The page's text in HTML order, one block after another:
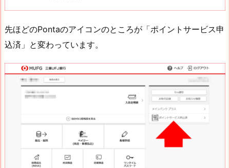
先ほどのPontaのアイコンのところが「ポイントサービス申
込済」と変わっています。